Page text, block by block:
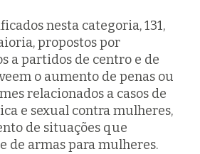
nesta categoria, 131,
propostos por
a partidos de centro e de
o aumento de penas ou
relacionados a casos de
e sexual contra mulheres,
de situações que
de armas para mulheres.